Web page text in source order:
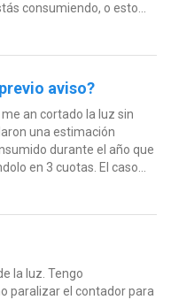
consumiendo, o esto...
aviso?
an cortado la luz sin
una estimación
durante el año que
en 3 cuotas. El caso...
la luz. Tengo
paralizar el contador para